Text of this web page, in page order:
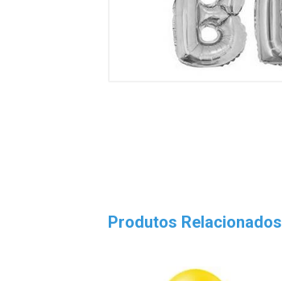
Produtos Relacionados